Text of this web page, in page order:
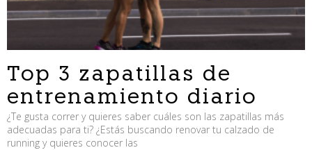
Top 3 zapatillas de
entrenamiento diario
¿Te gusta correr y quieres saber cuáles son las zapatillas más
adecuadas para ti? ¿Estás buscando renovar tu calzado de
running y quieres conocer las